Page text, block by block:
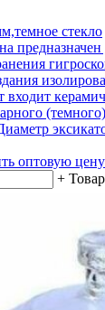
стекло
входит
Диаметр
оптовую цену
+